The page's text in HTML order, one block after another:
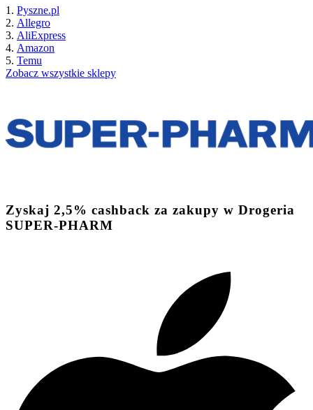
Pyszne.pl
Allegro
AliExpress
Amazon
Temu
Zobacz wszystkie sklepy
Zyskaj 2,5% cashback za zakupy w Drogeria
SUPER-PHARM